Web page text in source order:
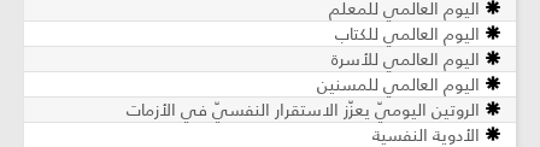
اليوم العالمي للمعلم
اليوم العالمي للكتاب
اليوم العالمي للأسرة
اليوم العالمي للمسنين
الروتين اليوميّ يعزّز الاستقرار النفسيّ في الأزمات
الأدوية النفسية